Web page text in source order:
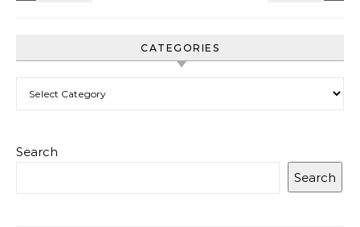
CATEGORIES
Search
Search